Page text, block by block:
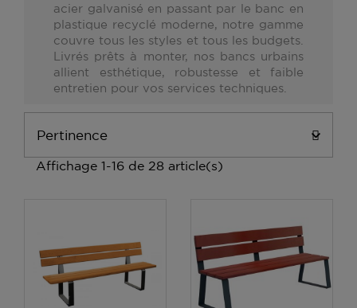
acier galvanisé en passant par le banc en
plastique recyclé moderne, notre gamme
couvre tous les styles et tous les budgets.
Livrés prêts à monter, nos bancs urbains
allient esthétique, robustesse et faible
entretien pour vos services techniques.
Pertinence 
Affichage 1-16 de 28 article(s)